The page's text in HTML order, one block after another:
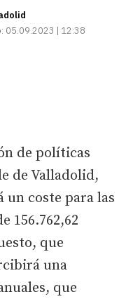
05.09.2023 | 12:38
de políticas
de Valladolid,
un coste para las
156.762,62
que
una
que